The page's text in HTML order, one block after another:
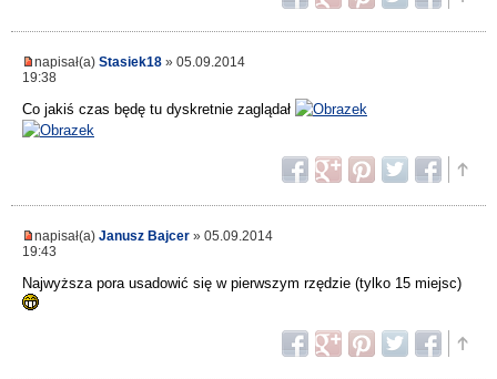
napisał(a) Stasiek18 » 05.09.2014
19:38
Co jakiś czas będę tu dyskretnie zaglądał
napisał(a) Janusz Bajcer » 05.09.2014
19:43
Najwyższa pora usadowić się w pierwszym rzędzie (tylko 15 miejsc)